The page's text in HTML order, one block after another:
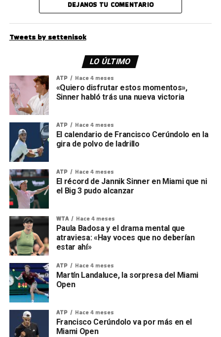
DEJANOS TU COMENTARIO
Tweets by settenisok
LO ÚLTIMO
ATP Hace 4 meses
«Quiero disfrutar estos momentos»,
Sinner habló trás una nueva victoria
ATP Hace 4 meses
El calendario de Francisco Cerúndolo en la
gira de polvo de ladrillo
ATP Hace 4 meses
El récord de Jannik Sinner en Miami que ni
el Big 3 pudo alcanzar
WTA Hace 4 meses
Paula Badosa y el drama mental que
atraviesa: «Hay voces que no deberían
estar ahí»
ATP Hace 4 meses
Martín Landaluce, la sorpresa del Miami
Open
ATP Hace 4 meses
Francisco Cerúndolo va por más en el
Miami Open